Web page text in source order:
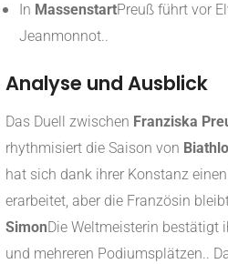
In MassenstartPreuß führt vor
Jeanmonnot..
Analyse und Ausblick
Das Duell zwischen Franziska
rhythmisiert die Saison von
hat sich dank ihrer Konstanz
erarbeitet, aber die Französin
SimonDie Weltmeisterin bestätigt
und mehreren Podiumsplätzen..